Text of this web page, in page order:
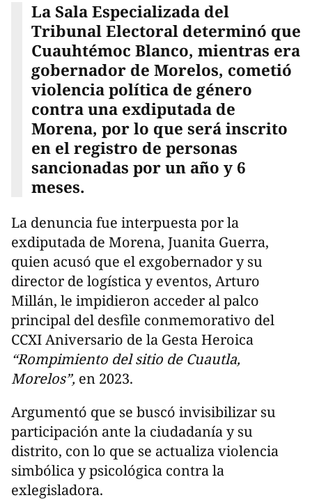
La Sala Especializada del
Tribunal Electoral determinó que
Cuauhtémoc Blanco, mientras era
gobernador de Morelos, cometió
violencia política de género
contra una exdiputada de
Morena, por lo que será inscrito
en el registro de personas
sancionadas por un año y 6
meses.
La denuncia fue interpuesta por la
exdiputada de Morena, Juanita Guerra,
quien acusó que el exgobernador y su
director de logística y eventos, Arturo
Millán, le impidieron acceder al palco
principal del desfile conmemorativo del
CCXI Aniversario de la Gesta Heroica
“Rompimiento del sitio de Cuautla,
Morelos”, en 2023.
Argumentó que se buscó invisibilizar su
participación ante la ciudadanía y su
distrito, con lo que se actualiza violencia
simbólica y psicológica contra la
exlegisladora.